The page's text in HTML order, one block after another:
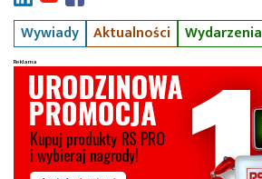
Wywiady Aktualności Wydarzenia